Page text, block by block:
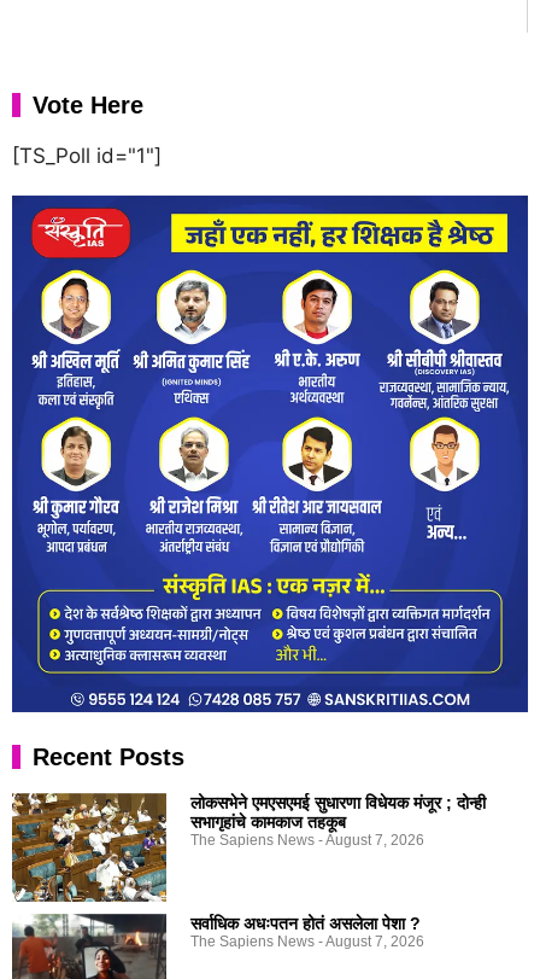
Vote Here
[TS_Poll id="1"]
Recent Posts
लोकसभेने एमएसएमई सुधारणा विधेयक मंजूर ; दोन्ही
सभागृहांचे कामकाज तहकूब
The Sapiens News August 7, 2026
सर्वाधिक अधःपतन होतं असलेला पेशा ?
The Sapiens News August 7, 2026